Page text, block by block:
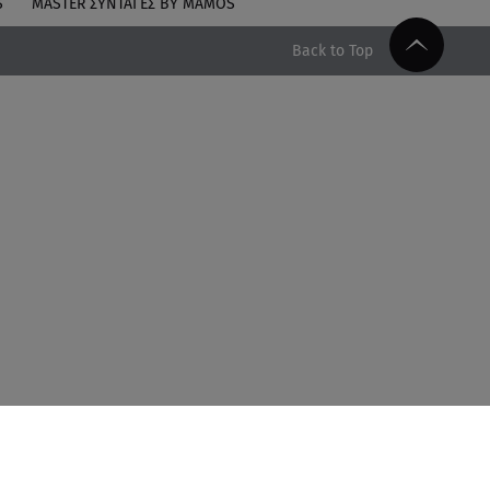
MASTER ΣΥΝΤΑΓΈΣ BY MAMOS
Back to Top